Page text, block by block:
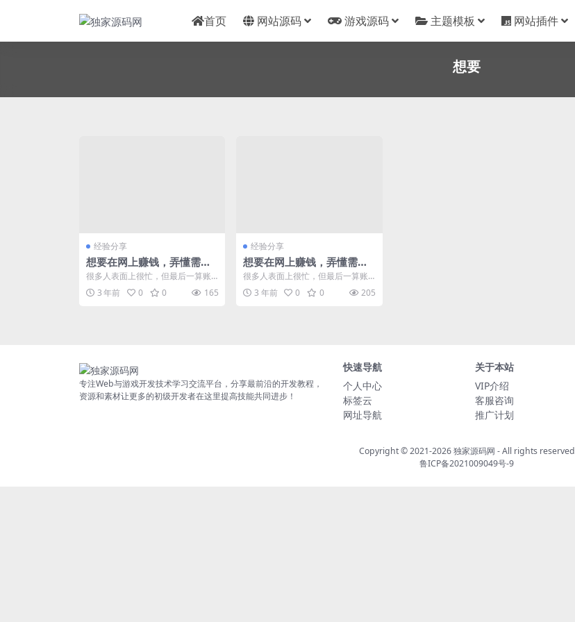
首页 网站源码 游戏源码 主题模板 网站插件
想要
经验分享
想要在网上赚钱，弄懂需求
是第一位
很多人表面上很忙，但最后一算账
却发现，没赚啥钱，无论是谁遇
到，都会有点懵。出现这...
3 年前 0 0 165
经验分享
想要在网上赚钱，弄懂需求
是第一位
很多人表面上很忙，但最后一算账
却发现，没赚啥钱，无论是谁遇
到，都会有点懵。出现这...
3 年前 0 0 205
专注Web与游戏开发技术学习交流平台，分享最前沿的开发教程，
资源和素材让更多的初级开发者在这里提高技能共同进步！
快速导航
个人中心
标签云
网址导航
关于本站
VIP介绍
客服咨询
推广计划
Copyright © 2021-2026独家源码网 - All rights reserved
鲁ICP备2021009049号-9